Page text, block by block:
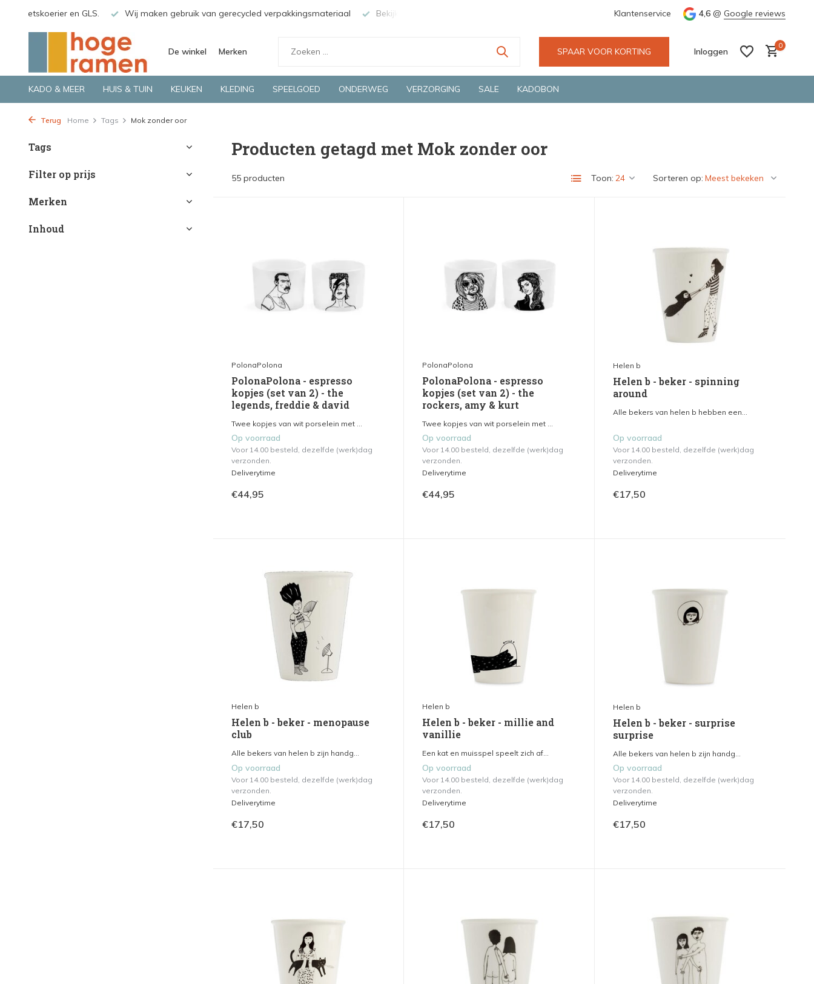
gerecycled verpakkingsmateriaal Bekijk de producten live in onze winkel in Deventer Groene en snelle bezorging door o.a. Fietskoerier en GLS.Klantenservice 4,6 @ Google reviews
De winkel Merken SPAAR VOOR KORTING Inloggen
0
KADO & MEER HUIS & TUIN KEUKEN KLEDING SPEELGOED ONDERWEG VERZORGING SALE KADOBON
Terug Home Tags Mok zonder oor
Tags
Filter op prijs
Merken
Inhoud
Producten getagd met Mok zonder oor
55 producten Toon: Sorteren op:
PolonaPolona
PolonaPolona - espresso
kopjes (set van 2) - the
legends, freddie & david
Twee kopjes van wit porselein met ...
Op voorraad
Voor 14.00 besteld, dezelfde (werk)dag
verzonden.
Deliverytime
€44,95
PolonaPolona
PolonaPolona - espresso
kopjes (set van 2) - the
rockers, amy & kurt
Twee kopjes van wit porselein met ...
Op voorraad
Voor 14.00 besteld, dezelfde (werk)dag
verzonden.
Deliverytime
€44,95
Helen b
Helen b - beker - spinning
around
Alle bekers van helen b hebben een...
Op voorraad
Voor 14.00 besteld, dezelfde (werk)dag
verzonden.
Deliverytime
€17,50
Helen b
Helen b - beker - menopause
club
Alle bekers van helen b zijn handg...
Op voorraad
Voor 14.00 besteld, dezelfde (werk)dag
verzonden.
Deliverytime
€17,50
Helen b
Helen b - beker - millie and
vanillie
Een kat en muisspel speelt zich af...
Op voorraad
Voor 14.00 besteld, dezelfde (werk)dag
verzonden.
Deliverytime
€17,50
Helen b
Helen b - beker - surprise
surprise
Alle bekers van helen b zijn handg...
Op voorraad
Voor 14.00 besteld, dezelfde (werk)dag
verzonden.
Deliverytime
€17,50